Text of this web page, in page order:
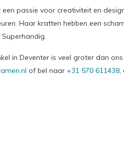
passie voor creativiteit en
Haar kratten hebben een
in Deventer is veel groter dan
of bel naar +31 570 611438